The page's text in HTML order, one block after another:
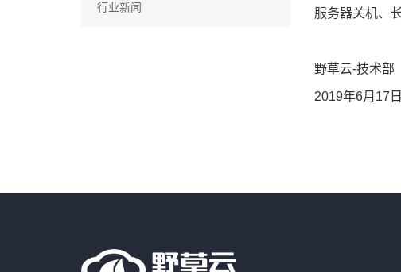
行业新闻 服务器关机、
野草云-技术部
2019年6月17日